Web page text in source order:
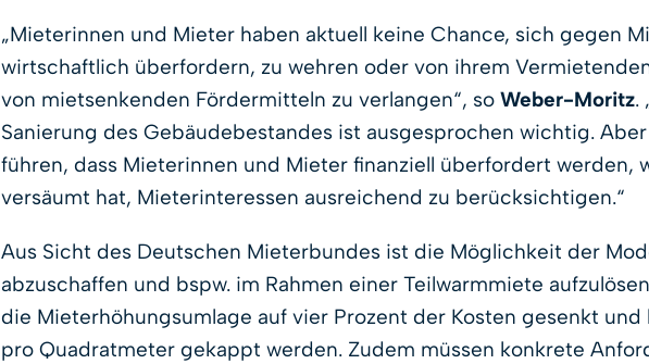
„Mieterinnen und Mieter haben aktuell keine Chance, sich gegen
wirtschaftlich überfordern, zu wehren oder von ihrem
von mietsenkenden Fördermitteln zu verlangen“, soWeber-Moritz.
Sanierung des Gebäudebestandes ist ausgesprochen wichtig.
führen, dass Mieterinnen und Mieter finanziell überfordert werden,
versäumt hat, Mieterinteressen ausreichend zu berücksichtigen.“
Aus Sicht des Deutschen Mieterbundes ist die Möglichkeit der
abzuschaffen und bspw. im Rahmen einer Teilwarmmiete
die Mieterhöhungsumlage auf vier Prozent der Kosten gesenkt und
pro Quadratmeter gekappt werden. Zudem müssen konkrete